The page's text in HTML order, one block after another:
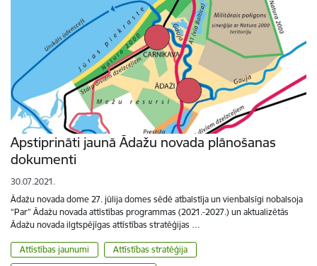
Apstiprināti jaunā Ādažu novada plānošanas
dokumenti
30.07.2021.
Ādažu novada dome 27. jūlija domes sēdē atbalstīja un vienbalsīgi nobalsoja
“Par” Ādažu novada attīstības programmas (2021.-2027.) un aktualizētās
Ādažu novada ilgtspējīgas attīstības stratēģijas …
Attīstības jaunumi
Attīstības stratēģija